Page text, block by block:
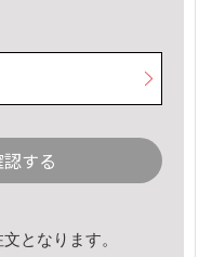
する
となります。